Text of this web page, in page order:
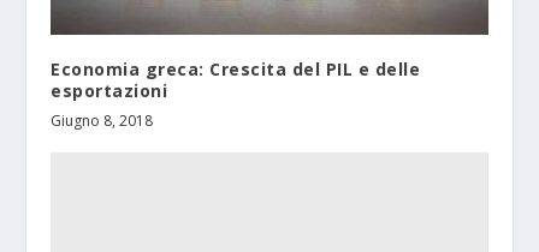
Economia greca: Crescita del PIL e delle
esportazioni
Giugno 8, 2018